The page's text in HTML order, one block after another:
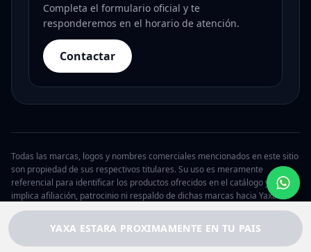
YAXA ESTARA PROXIMAMENTE EN TU PAIS
Completa el formulario oficial y te
responderemos en el horario de atención.
Contactar
Todas las marcas, logos y nombres comerciales mencionados en este sitio
son propiedad de sus respectivos titulares. Su uso es meramente
referencial para identificar los productos ofrecidos en el catálogo y no
implica afiliación, patrocinio ni respaldo de dichas marcas hacia Yaxa.
© 2026 Yaxa Chile. Todos los derechos reservados.